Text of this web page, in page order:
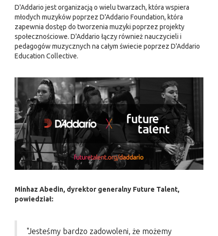
D'Addario jest organizacją o wielu twarzach, która wspiera
młodych muzyków poprzez D'Addario Foundation, która
zapewnia dostęp do tworzenia muzyki poprzez projekty
społecznościowe. D'Addario łączy również nauczycieli i
pedagogów muzycznych na całym świecie poprzez D'Addario
Education Collective.
Minhaz Abedin, dyrektor generalny Future Talent,
powiedział:
"Jesteśmy bardzo zadowoleni, że możemy